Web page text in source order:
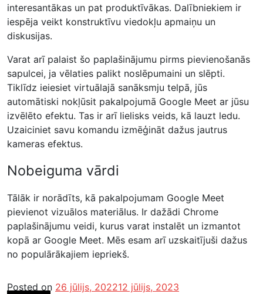
interesantākas un pat produktīvākas. Dalībniekiem ir
iespēja veikt konstruktīvu viedokļu apmaiņu un
diskusijas.
Varat arī palaist šo paplašinājumu pirms pievienošanās
sapulcei, ja vēlaties palikt noslēpumaini un slēpti.
Tiklīdz ieiesiet virtuālajā sanāksmju telpā, jūs
automātiski nokļūsit pakalpojumā Google Meet ar jūsu
izvēlēto efektu. Tas ir arī lielisks veids, kā lauzt ledu.
Uzaiciniet savu komandu izmēģināt dažus jautrus
kameras efektus.
Nobeiguma vārdi
Tālāk ir norādīts, kā pakalpojumam Google Meet
pievienot vizuālos materiālus. Ir dažādi Chrome
paplašinājumu veidi, kurus varat instalēt un izmantot
kopā ar Google Meet. Mēs esam arī uzskaitījuši dažus
no populārākajiem iepriekš.
Posted on 26 jūlijs, 202212 jūlijs, 2023